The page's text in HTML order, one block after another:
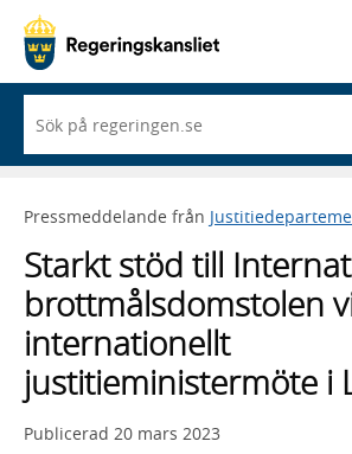
du
börjar
skriva
framträder
lista
med
sökförslag
Pressmeddelande från
Starkt stöd till
brottmålsdomstolen
internationellt
justitieministermöte i
Publicerad 20 mars 2023